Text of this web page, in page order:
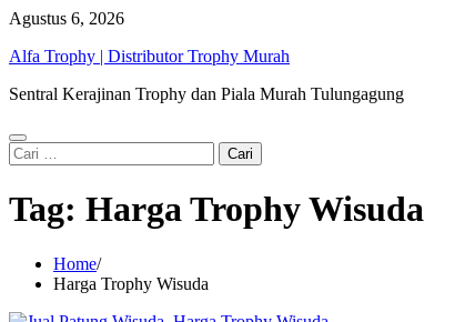
Skip
content
Agustus 6, 2026
Alfa Trophy | Distributor Trophy Murah
Sentral Kerajinan Trophy dan Piala Murah Tulungagung
Cari
untuk:
Tag: Harga Trophy Wisuda
Home
Harga Trophy Wisuda